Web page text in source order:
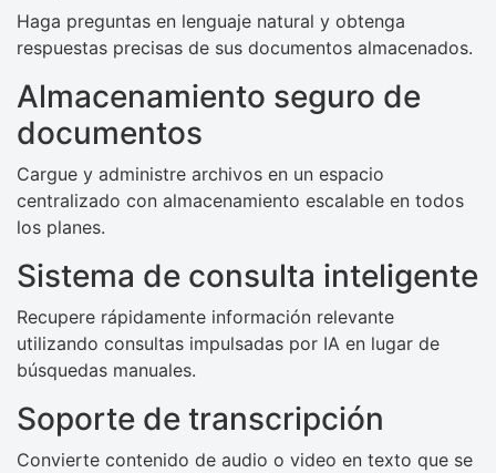
Haga preguntas en lenguaje natural y obtenga
respuestas precisas de sus documentos almacenados.
Almacenamiento seguro de
documentos
Cargue y administre archivos en un espacio
centralizado con almacenamiento escalable en todos
los planes.
Sistema de consulta inteligente
Recupere rápidamente información relevante
utilizando consultas impulsadas por IA en lugar de
búsquedas manuales.
Soporte de transcripción
Convierte contenido de audio o video en texto que se